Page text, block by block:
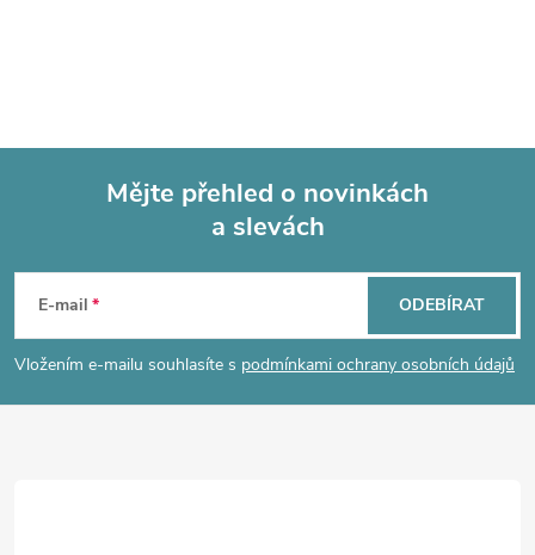
p
a
Mějte přehled o novinkách
a slevách
E-mail
Vložením e-mailu souhlasíte s podmínkami ochrany osobních údajů
ODEBÍRAT